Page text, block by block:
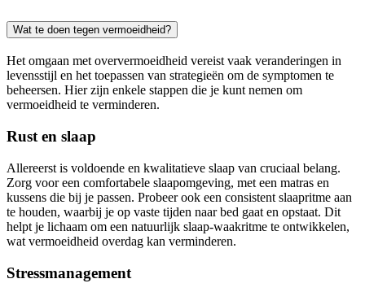
Wat te doen tegen vermoeidheid?
Het omgaan met oververmoeidheid vereist vaak veranderingen in
levensstijl en het toepassen van strategieën om de symptomen te
beheersen. Hier zijn enkele stappen die je kunt nemen om
vermoeidheid te verminderen.
Rust en slaap
Allereerst is voldoende en kwalitatieve slaap van cruciaal belang.
Zorg voor een comfortabele slaapomgeving, met een matras en
kussens die bij je passen. Probeer ook een consistent slaapritme aan
te houden, waarbij je op vaste tijden naar bed gaat en opstaat. Dit
helpt je lichaam om een natuurlijk slaap-waakritme te ontwikkelen,
wat vermoeidheid overdag kan verminderen.
Stressmanagement